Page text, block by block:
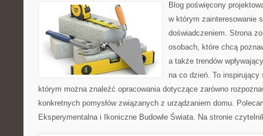
Blog poświęcony
w którym zainteresowanie
doświadczeniem. Strona
osobach, które chcą
a także trendów
na co dzień. To
którym można znaleźć opracowania dotyczące zarówno
konkretnych pomysłów związanych z urządzaniem domu.
Eksperymentalna i Ikoniczne Budowle Świata. Na stronie